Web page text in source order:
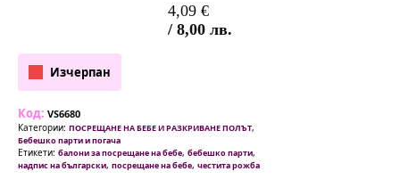
4,09 €
/ 8,00 лв.
Изчерпан
Код: VS6680
Категории: ПОСРЕЩАНЕ НА БЕБЕ И РАЗКРИВАНЕ ПОЛЪТ,
Бебешко парти и погача
Етикети: балони за посрещане на бебе, бебешко парти,
надпис на български, посрещане на бебе, честита рожба